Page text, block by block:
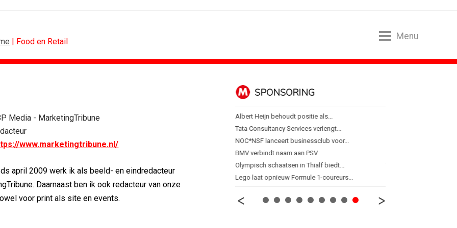
| Food en Retail
Menu
Media - MarketingTribune
www.marketingtribune.nl/
april 2009 werk ik als beeld- en eindredacteur
Daarnaast ben ik ook redacteur van onze
voor print als site en events.
Maxlead naar...
in...
voor Ster...
blijft...
Banken hervatten campagne tegen...
Allianz Direct ‘kaapt’...
SPONSORING
Albert Heijn behoudt positie als...
Tata Consultancy Services verlengt...
NOC*NSF lanceert businessclub voor...
BMV verbindt naam aan PSV
Olympisch schaatsen in Thialf biedt...
Lego laat opnieuw Formule 1-coureurs...